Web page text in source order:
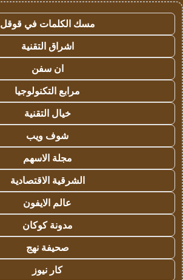
مسك الكلمات في قوقل
اشراق التقنية
ان سفن
مرابع التكنولوجيا
خيال التقنية
شوف ويب
مجلة الاسهم
الشرقية الاقتصادية
عالم الايفون
مدونة كوكان
صحيفة نهج
كار نيوز